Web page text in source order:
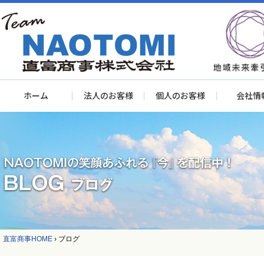
ホーム 法人のお客様 個人のお客様 会社情
直富商事HOME › ブログ